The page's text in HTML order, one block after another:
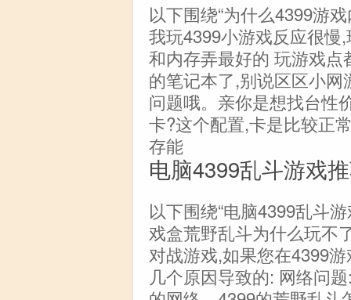
以下围绕“为什么4399游
我玩4399小游戏反应很慢
和内存弄最好的 玩游戏
的笔记本了,别说区区小
问题哦。亲你是想找台性
卡?这个配置,卡是比较正
存能
电脑4399乱斗游戏
以下围绕“电脑4399乱斗
戏盒荒野乱斗为什么玩不
对战游戏,如果您在4399
几个原因导致的: 网络问